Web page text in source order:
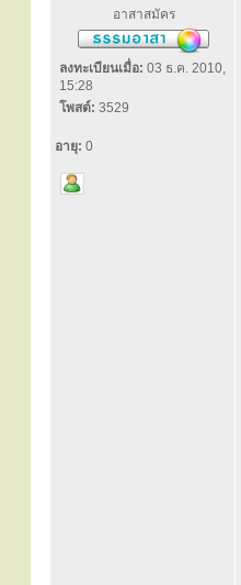
อาสาสมัคร
ลงทะเบียนเมื่อ: 03 ธ.ค. 2010,
15:28
โพสต์: 3529
อายุ: 0